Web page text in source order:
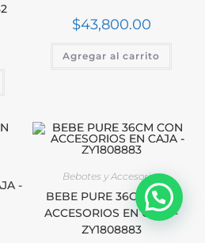
$43,800.00
Agregar al carrito
-
Bebotes y Accesorios
BEBE PURE 36CM CON
ACCESORIOS EN CAJA -
ZY1808883